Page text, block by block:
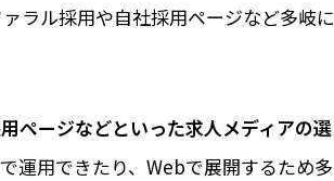
ラル採用や自社採用ページなど多岐に
ページなどといった求人メディアの選
運用できたり、Webで展開するため多